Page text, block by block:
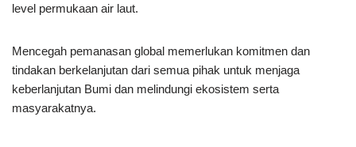
level permukaan air laut.
Mencegah pemanasan global memerlukan komitmen dan
tindakan berkelanjutan dari semua pihak untuk menjaga
keberlanjutan Bumi dan melindungi ekosistem serta
masyarakatnya.